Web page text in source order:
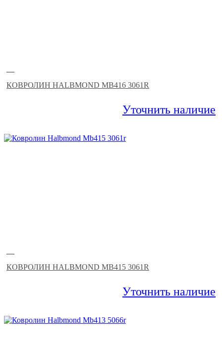
—
КОВРОЛИН HALBMOND MB416 3061R
Уточнить наличие
—
КОВРОЛИН HALBMOND MB415 3061R
Уточнить наличие